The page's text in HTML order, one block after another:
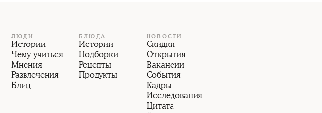
ЛЮДИ
Истории
Чему учиться
Мнения
Развлечения
Блиц
БЛЮДА
Истории
Подборки
Рецепты
Продукты
НОВОСТИ
Скидки
Открытия
Вакансии
События
Кадры
Исследования
Цитата